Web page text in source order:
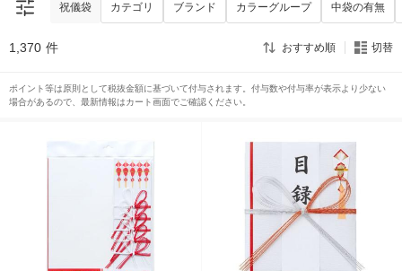
祝儀袋 カテゴリ ブランド カラーグループ 中袋の有無
1,370 件 おすすめ順 切替
ポイント等は原則として税抜金額に基づいて付与されます。付与数や付与率が表示より少ない
場合があるので、最新情報はカート画面でご確認ください。